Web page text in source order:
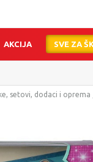
AKCIJA SVE ZA
setovi, dodaci i oprema